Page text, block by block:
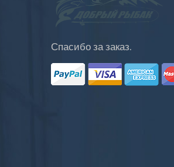
Спасибо за заказ.